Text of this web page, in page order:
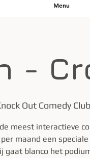
Menu
-
Out Comedy Club
meest interactieve
maand een
gaat blanco het